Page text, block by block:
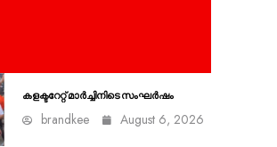
കളക്ടറേറ്റ് മാർച്ചിനിടെ സംഘർഷം
brandkee August 6, 2026